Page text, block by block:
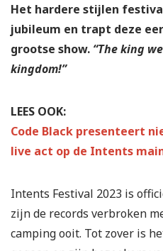
Het hardere stijlen
jubileum en trapt deze
grootse show. “The king
kingdom!”
LEES OOK:
Code Black presenteert
live act op de Intents
Intents Festival 2023 is
zijn de records verbroken
camping ooit. Tot zover is